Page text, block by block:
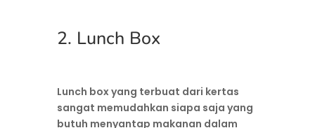
2. Lunch Box
Lunch box yang terbuat dari kertas
sangat memudahkan siapa saja yang
butuh menyantap makanan dalam